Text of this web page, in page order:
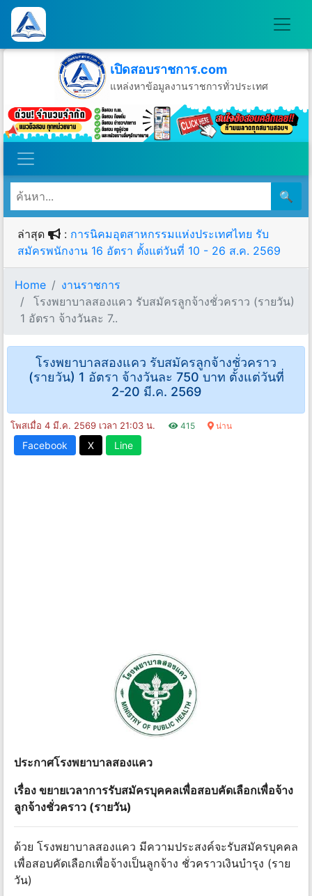
เปิดสอบราชการ.com
แหล่งหาข้อมูลงานราชการทั่วประเทศ
วันอาทิตย์ที่ 9 เดือนสิงหาคม พ.ศ.2569
🔍
ล่าสุด : การนิคมอุตสาหกรรมแห่งประเทศไทย รับ
สมัครพนักงาน 16 อัตรา ตั้งแต่วันที่ 10 - 26 ส.ค. 2569
Home
งานราชการ
โรงพยาบาลสองแคว รับสมัครลูกจ้างชั่วคราว (รายวัน)
1 อัตรา จ้างวันละ 7..
โรงพยาบาลสองแคว รับสมัครลูกจ้างชั่วคราว
(รายวัน) 1 อัตรา จ้างวันละ 750 บาท ตั้งแต่วันที่
2-20 มี.ค. 2569
โพสเมื่อ 4 มี.ค. 2569 เวลา 21:03 น. 415 น่าน
Facebook X Line
ประกาศโรงพยาบาลสองแคว
เรื่อง ขยายเวลาการรับสมัครบุคคลเพื่อสอบคัดเลือกเพื่อจ้าง
ลูกจ้างชั่วคราว (รายวัน)
ด้วย โรงพยาบาลสองแคว มีความประสงค์จะรับสมัครบุคคล
เพื่อสอบคัดเลือกเพื่อจ้างเป็นลูกจ้าง ชั่วคราวเงินบํารุง (ราย
วัน)